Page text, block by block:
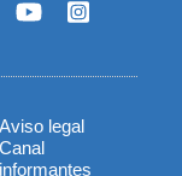
Menú
Aviso legal
Canal
informantes